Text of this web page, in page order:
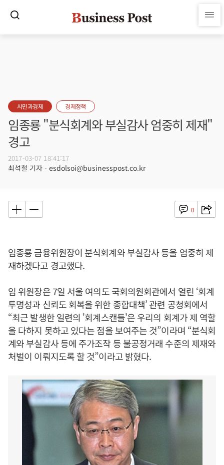
시민과경제 경제정책
임종룡 "분식회계와 부실감사 엄중히 제재"
경고
2017-03-07 18:41:17
최석철 기자 - esdolsoi@businesspost.co.kr
0
임종룡 금융위원장이 분식회계와 부실감사 등을 엄중히 제
재하겠다고 경고했다.
임 위원장은 7일 서울 여의도 국회의원회관에서 열린 ‘회계
투명성과 신뢰도 회복을 위한 종합대책’ 관련 공청회에서
“최근 발생한 일련의 '회계스캔들'은 우리의 회계가 제 역할
을 다하지 못하고 있다는 점을 보여주는 것”이라며 “분식회
계와 부실감사 등에 주가조작 등 불공정거래 수준의 제재와
처벌이 이뤄지도록 할 것”이라고 밝혔다.